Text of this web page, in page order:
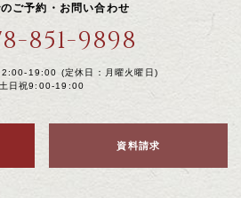
ご予約・お問い合わせ
851-9898
19:00 (定休日：月曜火曜日)
土日祝9:00-19:00
資料請求